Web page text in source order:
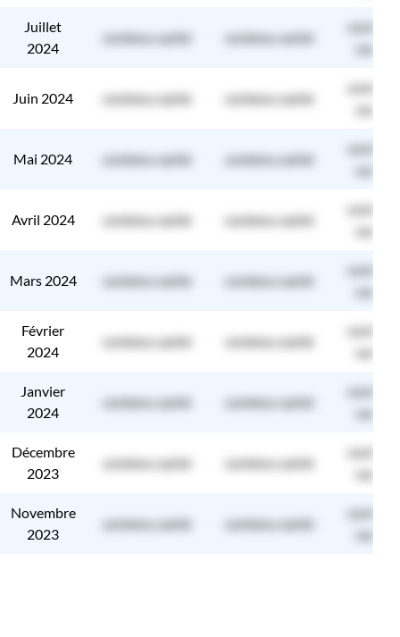
Juillet
2024
contenu caché contenu caché
contenu
caché
Juin 2024 contenu caché contenu caché
contenu
caché
Mai 2024 contenu caché contenu caché
contenu
caché
Avril 2024 contenu caché contenu caché
contenu
caché
Mars 2024 contenu caché contenu caché
contenu
caché
Février
2024
contenu caché contenu caché
contenu
caché
Janvier
2024
contenu caché contenu caché
contenu
caché
Décembre
2023
contenu caché contenu caché
contenu
caché
Novembre
2023
contenu caché contenu caché
contenu
caché